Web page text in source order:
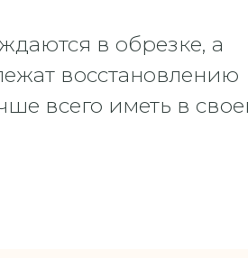
в обрезке, а
восстановлению
всего иметь в